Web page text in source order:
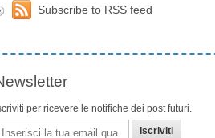
Subscribe to RSS feed
per ricevere le notifiche dei post futuri.
Email